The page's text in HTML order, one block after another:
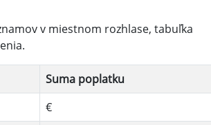
v miestnom rozhlase, tabuľka
Suma poplatku
€